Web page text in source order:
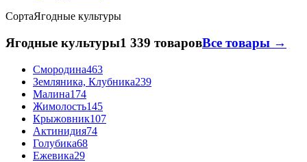
СортаЯгодные культуры
Ягодные культуры1 339 товаровВсе товары →
Смородина463
Земляника, Клубника239
Малина174
Жимолость145
Крыжовник107
Актинидия74
Голубика68
Ежевика29